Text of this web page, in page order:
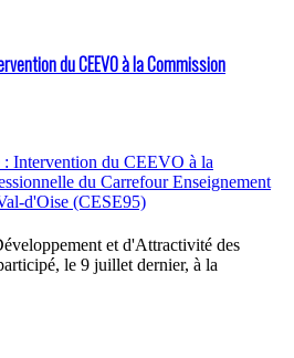
du CEEVO à la Commission
et d'Attractivité des
le 9 juillet dernier, à la